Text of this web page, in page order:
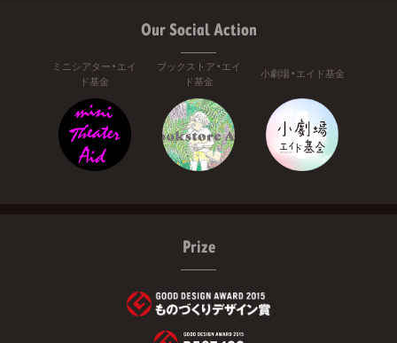
Our Social Action
ミニシアター・エイ
ド基金
ブックストア・エイ
ド基金
小劇場・エイド基金
Prize